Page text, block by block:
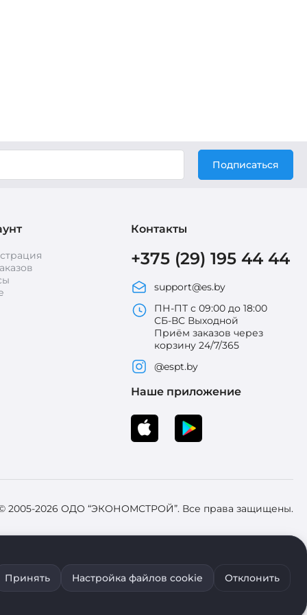
Подписаться
Контакты
+375 (29) 195 44 44
support@es.by
ПН-ПТ с 09:00 до 18:00
СБ-ВС Выходной
Приём заказов через
корзину 24/7/365
@espt.by
Наше приложение
2005-2026 ОДО “ЭКОНОМСТРОЙ”. Все права защищены.
Брестский областной исполнительный комитет 31
cookie воспользуйтесь соответствующими настройками
Принять Настройка файлов cookie Отклонить